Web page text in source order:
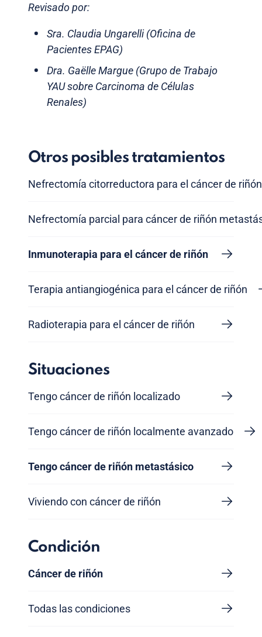
Revisado por:
Sra. Claudia Ungarelli (Oficina de
Pacientes EPAG)
Dra. Gaëlle Margue (Grupo de Trabajo
YAU sobre Carcinoma de Células
Renales)
Otros posibles tratamientos
Nefrectomía citorreductora para el cáncer de riñón
Nefrectomía parcial para cáncer de riñón
Inmunoterapia para el cáncer de riñón
Terapia antiangiogénica para el cáncer de riñón
Radioterapia para el cáncer de riñón
Situaciones
Tengo cáncer de riñón localizado
Tengo cáncer de riñón localmente avanzado
Tengo cáncer de riñón metastásico
Viviendo con cáncer de riñón
Condición
Cáncer de riñón
Todas las condiciones